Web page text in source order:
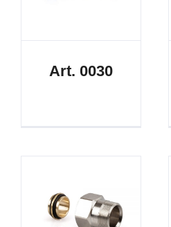
Art. 0030